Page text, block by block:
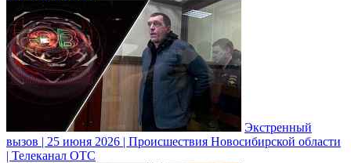
Экстренный
вызов | 25 июня 2026 | Происшествия Новосибирской области
| Телеканал ОТС